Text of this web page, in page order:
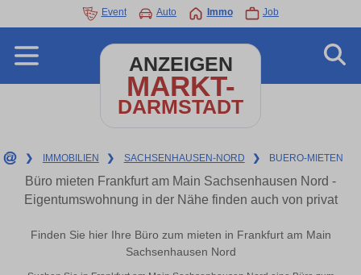
Event Auto Immo Job
ANZEIGEN
MARKT-
DARMSTADT
❯ IMMOBILIEN ❯ SACHSENHAUSEN-NORD ❯ BUERO-MIETEN
Büro mieten Frankfurt am Main Sachsenhausen Nord -
Eigentumswohnung in der Nähe finden auch von privat
Finden Sie hier Ihre Büro zum mieten in Frankfurt am Main
Sachsenhausen Nord